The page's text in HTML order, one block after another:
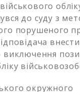
до суду з
порушеного
виключення
окружного